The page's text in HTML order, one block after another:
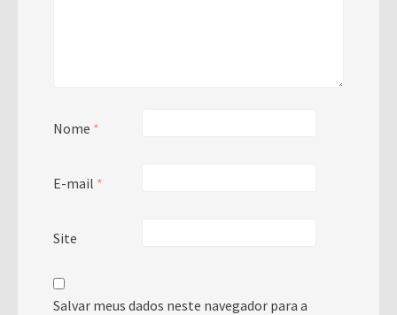
Nome *
E-mail *
Site
Salvar meus dados neste navegador para a